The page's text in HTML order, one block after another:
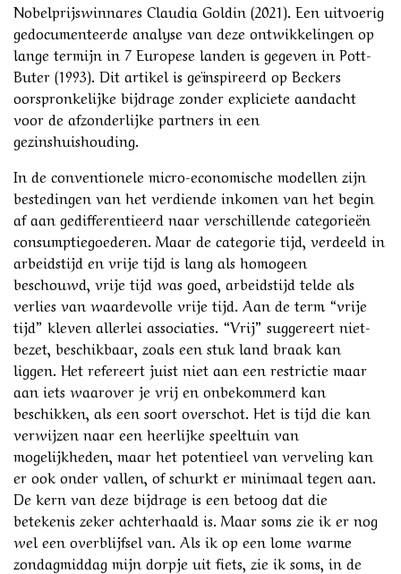
Nobelprijswinnares Claudia Goldin (2021). Een uitvoerig
gedocumenteerde analyse van deze ontwikkelingen op
lange termijn in 7 Europese landen is gegeven in Pott-
Buter (1993). Dit artikel is geïnspireerd op Beckers
oorspronkelijke bijdrage zonder expliciete aandacht
voor de afzonderlijke partners in een
gezinshuishouding.
In de conventionele micro-economische modellen zijn
bestedingen van het verdiende inkomen van het begin
af aan gedifferentieerd naar verschillende categorieën
consumptiegoederen. Maar de categorie tijd, verdeeld in
arbeidstijd en vrije tijd is lang als homogeen
beschouwd, vrije tijd was goed, arbeidstijd telde als
verlies van waardevolle vrije tijd. Aan de term “vrije
tijd” kleven allerlei associaties. “Vrij” suggereert niet-
bezet, beschikbaar, zoals een stuk land braak kan
liggen. Het refereert juist niet aan een restrictie maar
aan iets waarover je vrij en onbekommerd kan
beschikken, als een soort overschot. Het is tijd die kan
verwijzen naar een heerlijke speeltuin van
mogelijkheden, maar het potentieel van verveling kan
er ook onder vallen, of schurkt er minimaal tegen aan.
De kern van deze bijdrage is een betoog dat die
betekenis zeker achterhaald is. Maar soms zie ik er nog
wel een overblijfsel van. Als ik op een lome warme
zondagmiddag mijn dorpje uit fiets, zie ik soms, in de